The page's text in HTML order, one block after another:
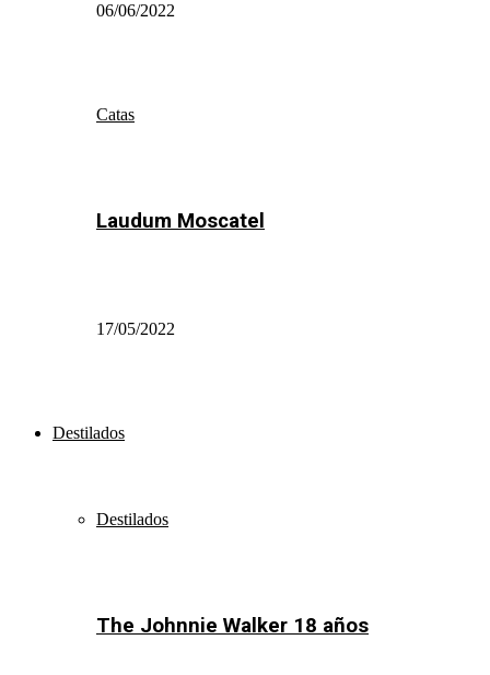
06/06/2022
Catas
Laudum Moscatel
17/05/2022
Destilados
Destilados
The Johnnie Walker 18 años